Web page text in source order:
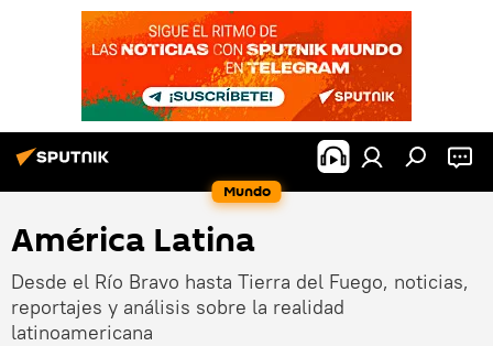
Mundo
América Latina
Desde el Río Bravo hasta Tierra del Fuego, noticias,
reportajes y análisis sobre la realidad
latinoamericana